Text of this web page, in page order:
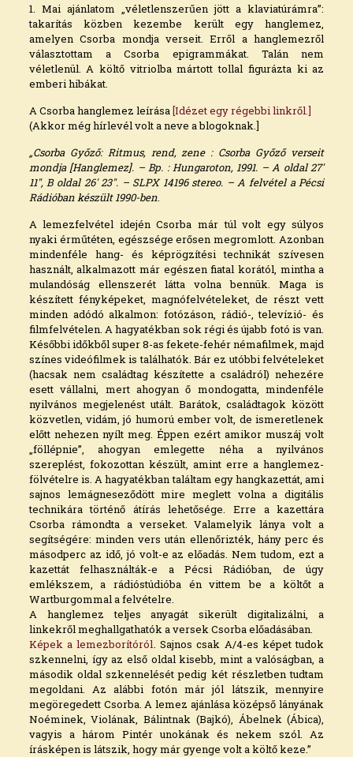
1. Mai ajánlatom „véletlenszerűen jött a klaviatúrámra”:
takarítás közben kezembe került egy hanglemez,
amelyen Csorba mondja verseit. Erről a hanglemezről
választottam a Csorba epigrammákat. Talán nem
véletlenül. A költő vitriolba mártott tollal figurázta ki az
emberi hibákat.
A Csorba hanglemez leírása [Idézet egy régebbi linkről.]
(Akkor még hírlevél volt a neve a blogoknak.]
„Csorba Győző: Ritmus, rend, zene : Csorba Győző verseit
mondja [Hanglemez]. – Bp. : Hungaroton, 1991. – A oldal 27′
11″, B oldal 26′ 23″. – SLPX 14196 stereo. – A felvétel a Pécsi
Rádióban készült 1990-ben.
A lemezfelvétel idején Csorba már túl volt egy súlyos
nyaki érműtéten, egészsége erősen megromlott. Azonban
mindenféle hang- és képrögzítési technikát szívesen
használt, alkalmazott már egészen fiatal korától, mintha a
mulandóság ellenszerét látta volna bennük. Maga is
készített fényképeket, magnófelvételeket, de részt vett
minden adódó alkalmon: fotózáson, rádió-, televízió- és
filmfelvételen. A hagyatékban sok régi és újabb fotó is van.
Későbbi időkből super 8-as fekete-fehér némafilmek, majd
színes videófilmek is találhatók. Bár ez utóbbi felvételeket
(hacsak nem családtag készítette a családról) nehezére
esett vállalni, mert ahogyan ő mondogatta, mindenféle
nyilvános megjelenést utált. Barátok, családtagok között
közvetlen, vidám, jó humorú ember volt, de ismeretlenek
előtt nehezen nyílt meg. Éppen ezért amikor muszáj volt
„föllépnie”, ahogyan emlegette néha a nyilvános
szereplést, fokozottan készült, amint erre a hanglemez-
fölvételre is. A hagyatékban találtam egy hangkazettát, ami
sajnos lemágneseződött mire meglett volna a digitális
technikára történő átírás lehetősége. Erre a kazettára
Csorba rámondta a verseket. Valamelyik lánya volt a
segítségére: minden vers után ellenőrizték, hány perc és
másodperc az idő, jó volt-e az előadás. Nem tudom, ezt a
kazettát felhasználták-e a Pécsi Rádióban, de úgy
emlékszem, a rádióstúdióba én vittem be a költőt a
Wartburgommal a felvételre.
A hanglemez teljes anyagát sikerült digitalizálni, a
linkekről meghallgathatók a versek Csorba előadásában.
Képek a lemezborítóról . Sajnos csak A/4-es képet tudok
szkennelni, így az első oldal kisebb, mint a valóságban, a
második oldal szkennelését pedig két részletben tudtam
megoldani. Az alábbi fotón már jól látszik, mennyire
megöregedett Csorba. A lemez ajánlása középső lányának
Noéminek, Violának, Bálintnak (Bajkó), Ábelnek (Ábica),
vagyis a három Pintér unokának és nekem szól. Az
írásképen is látszik, hogy már gyenge volt a költő keze.”